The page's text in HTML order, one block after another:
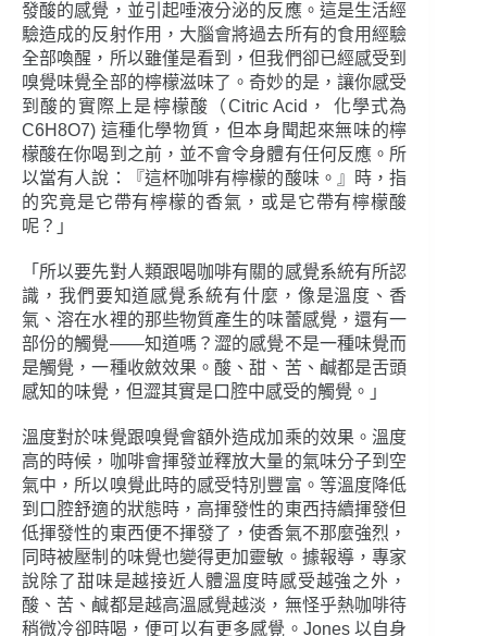
發酸的感覺，並引起唾液分泌的反應。這是生活經
驗造成的反射作用，大腦會將過去所有的食用經驗
全部喚醒，所以雖僅是看到，但我們卻已經感受到
嗅覺味覺全部的檸檬滋味了。奇妙的是，讓你感受
到酸的實際上是檸檬酸（Citric Acid， 化學式為
C6H8O7) 這種化學物質，但本身聞起來無味的檸
檬酸在你喝到之前，並不會令身體有任何反應。所
以當有人說：『這杯咖啡有檸檬的酸味。』時，指
的究竟是它帶有檸檬的香氣，或是它帶有檸檬酸
呢？」
「所以要先對人類跟喝咖啡有關的感覺系統有所認
識，我們要知道感覺系統有什麼，像是溫度、香
氣、溶在水裡的那些物質產生的味蕾感覺，還有一
部份的觸覺――知道嗎？澀的感覺不是一種味覺而
是觸覺，一種收斂效果。酸、甜、苦、鹹都是舌頭
感知的味覺，但澀其實是口腔中感受的觸覺。」
溫度對於味覺跟嗅覺會額外造成加乘的效果。溫度
高的時候，咖啡會揮發並釋放大量的氣味分子到空
氣中，所以嗅覺此時的感受特別豐富。等溫度降低
到口腔舒適的狀態時，高揮發性的東西持續揮發但
低揮發性的東西便不揮發了，使香氣不那麼強烈，
同時被壓制的味覺也變得更加靈敏。據報導，專家
說除了甜味是越接近人體溫度時感受越強之外，
酸、苦、鹹都是越高溫感覺越淡，無怪乎熱咖啡待
稍微冷卻時喝，便可以有更多感覺。Jones 以自身